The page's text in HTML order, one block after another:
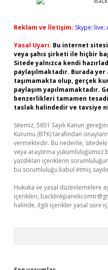
Reklam ve İletişim: Skype:
Yasal Uyarı: Bu internet
veya şahıs şirketi ile hiçbir
Sitede yalnızca kendi
paylaşılmaktadır. Burada
taşımamakta olup, gerçek
paylaşım yapılmamaktadır.
benzerlikleri tamamen
taslak halindedir ve tavsiye
Sitemiz, 5651 Sayılı Kanun
Kurumu (BTK) tarafından
vermektedir. Bu nedenle,
veya araştırma yükümlülüğümüz
yazdıkları içeriklerin
bu sorumluluğu kabul etmiş
Hukuka ve yasal düzenlemelere
içerikleri,
halinde, ilgili içerikler yasal süre